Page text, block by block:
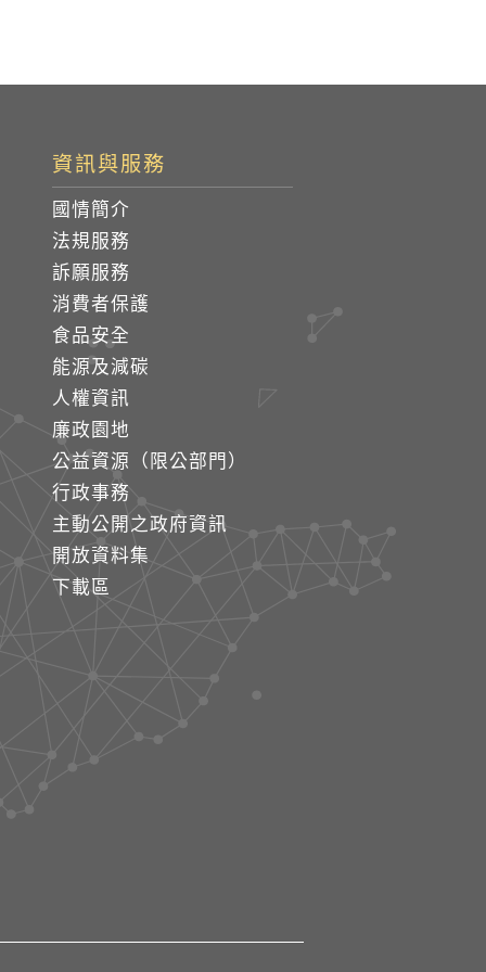
資訊與服務
國情簡介
法規服務
訴願服務
消費者保護
食品安全
能源及減碳
人權資訊
廉政園地
公益資源（限公部門）
行政事務
主動公開之政府資訊
開放資料集
下載區